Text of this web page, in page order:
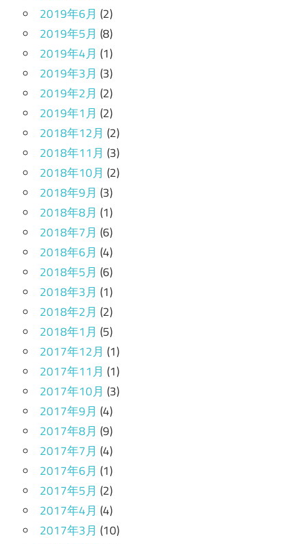
2019年6月 (2)
2019年5月 (8)
2019年4月 (1)
2019年3月 (3)
2019年2月 (2)
2019年1月 (2)
2018年12月 (2)
2018年11月 (3)
2018年10月 (2)
2018年9月 (3)
2018年8月 (1)
2018年7月 (6)
2018年6月 (4)
2018年5月 (6)
2018年3月 (1)
2018年2月 (2)
2018年1月 (5)
2017年12月 (1)
2017年11月 (1)
2017年10月 (3)
2017年9月 (4)
2017年8月 (9)
2017年7月 (4)
2017年6月 (1)
2017年5月 (2)
2017年4月 (4)
2017年3月 (10)